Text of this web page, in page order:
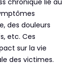
chronique lié au
des douleurs
etc. Ces
sur la vie
des victimes.